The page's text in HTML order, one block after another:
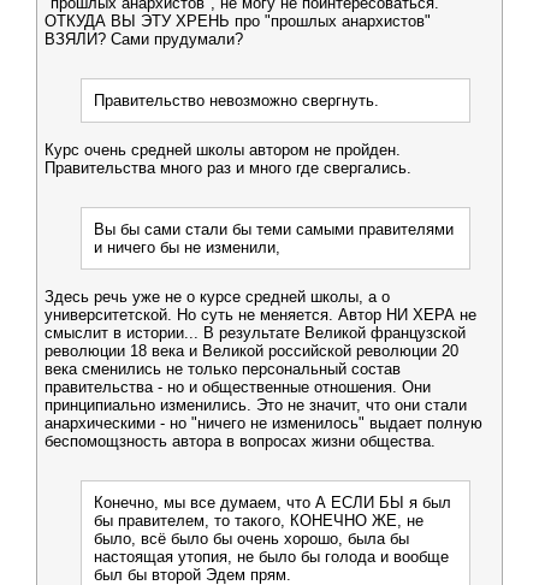
ОТКУДА ВЫ ЭТУ ХРЕНЬ про "прошлых анархистов"
ВЗЯЛИ? Сами прудумали?
Правительство невозможно свергнуть.
Курс очень средней школы автором не пройден.
Правительства много раз и много где свергались.
Вы бы сами стали бы теми самыми правителями
и ничего бы не изменили,
Здесь речь уже не о курсе средней школы, а о
университетской. Но суть не меняется. Автор НИ ХЕРА не
смыслит в истории... В результате Великой французской
революции 18 века и Великой российской революции 20
века сменились не только персональный состав
правительства - но и общественные отношения. Они
принципиально изменились. Это не значит, что они стали
анархическими - но "ничего не изменилось" выдает полную
беспомощзность автора в вопросах жизни общества.
Конечно, мы все думаем, что А ЕСЛИ БЫ я был
бы правителем, то такого, КОНЕЧНО ЖЕ, не
было, всё было бы очень хорошо, была бы
настоящая утопия, не было бы голода и вообще
был бы второй Эдем прям.